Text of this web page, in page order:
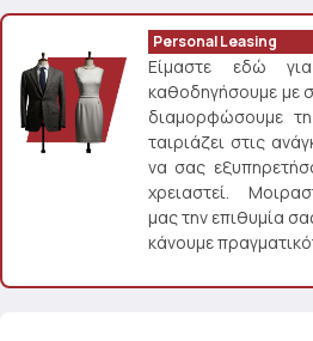
Personal Leasing
Είμαστε εδώ
καθοδηγήσουμε με
διαμορφώσουμε
ταιριάζει στις
να σας
χρειαστεί.
μας την επιθυμία
κάνουμε